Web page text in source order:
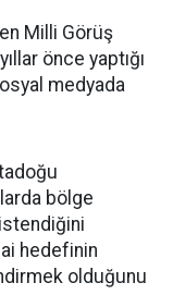
Milli Görüş
önce yaptığı
medyada
bölge
hedefinin
olduğunu